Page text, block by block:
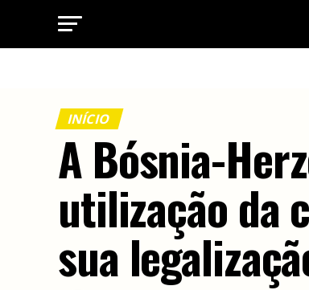
INÍCIO
A Bósnia-
utilização da
sua